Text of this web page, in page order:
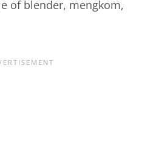
of blender, mengkom,